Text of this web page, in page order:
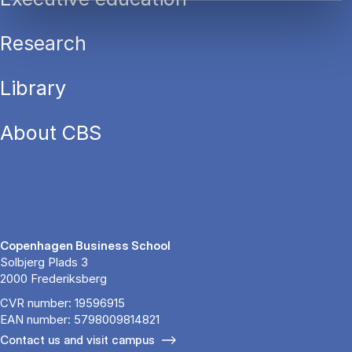
Research
Library
About CBS
Copenhagen Business School
Solbjerg Plads 3
2000 Frederiksberg
CVR number: 19596915
EAN number: 5798009814821
Contact us and visit campus